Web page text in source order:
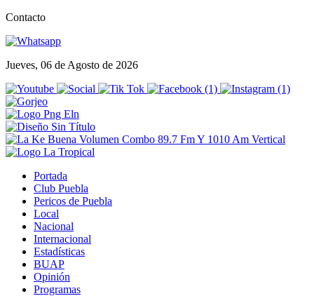
Contacto
Jueves, 06 de Agosto de 2026
Portada
Club Puebla
Pericos de Puebla
Local
Nacional
Internacional
Estadísticas
BUAP
Opinión
Programas